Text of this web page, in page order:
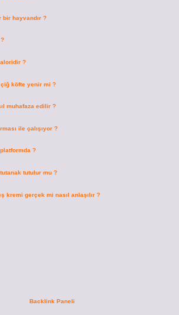
bir hayvandır ?
?
köfte yenir mi ?
muhafaza edilir ?
ile çalışıyor ?
?
tutulur mu ?
kremi gerçek mi nasıl anlaşılır ?